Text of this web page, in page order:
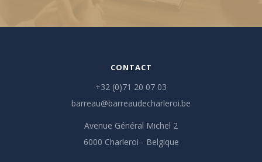
CONTACT
+32 (0)71 20 07 03
barreau@barreaudecharleroi.be
Avenue Général Michel 2
6000 Charleroi - Belgique